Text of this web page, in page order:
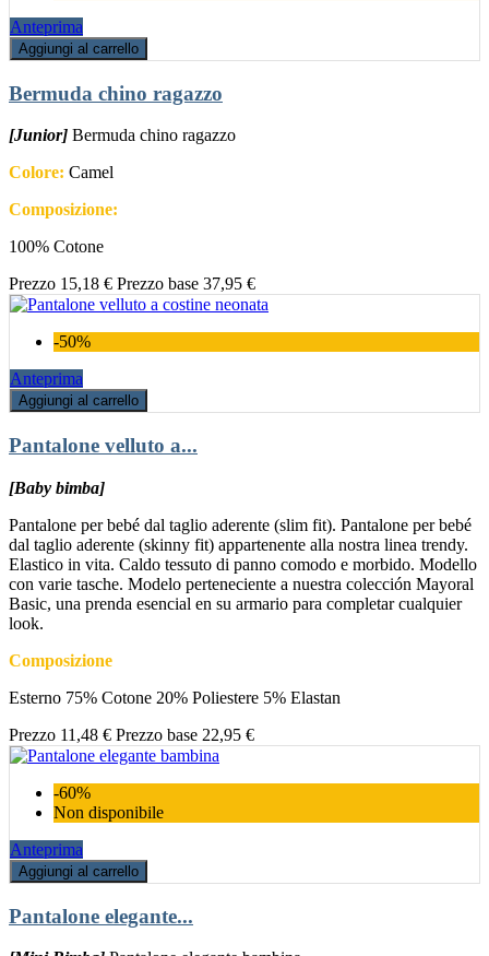
Anteprima
Aggiungi al carrello
Bermuda chino ragazzo
[Junior] Bermuda chino ragazzo
Colore: Camel
Composizione:
100% Cotone
Prezzo 15,18 € Prezzo base 37,95 €
-50%
Anteprima
Aggiungi al carrello
Pantalone velluto a...
[Baby bimba]
Pantalone per bebé dal taglio aderente (slim fit). Pantalone per bebé
dal taglio aderente (skinny fit) appartenente alla nostra linea trendy.
Elastico in vita. Caldo tessuto di panno comodo e morbido. Modello
con varie tasche. Modelo perteneciente a nuestra colección Mayoral
Basic, una prenda esencial en su armario para completar cualquier
look.
Composizione
Esterno 75% Cotone 20% Poliestere 5% Elastan
Prezzo 11,48 € Prezzo base 22,95 €
-60%
Non disponibile
Anteprima
Aggiungi al carrello
Pantalone elegante...